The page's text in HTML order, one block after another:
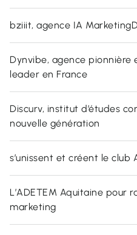
bziiit, agence IA
Dynvibe, agence pionnière
leader en France
Discurv, institut d’études
nouvelle génération
s’unissent et créent le
L’ADETEM Aquitaine pour
marketing